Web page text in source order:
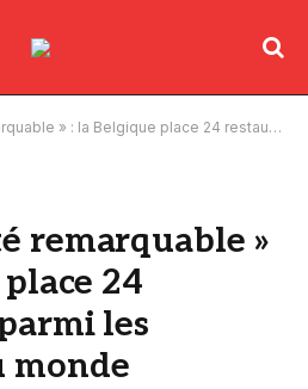
Belgique place 24 restaurants parmi les meilleurs du monde
remarquable »
24
les
monde